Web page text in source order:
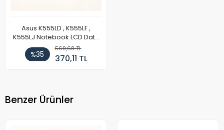
Asus K555LD , K555LF ,
K555LJ Notebook LCD Data
Kablo V.1 (40 Pin)
%35
569,68 TL
370,11 TL
Benzer Ürünler